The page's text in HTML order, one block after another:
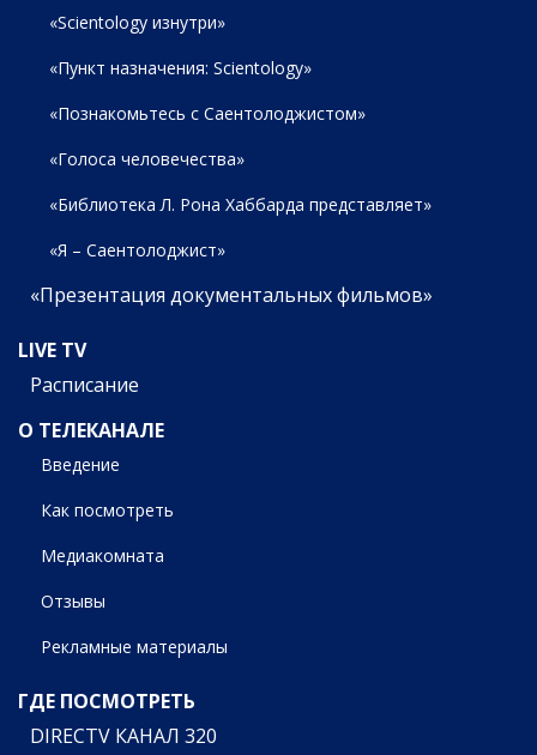
«Scientology изнутри»
«Пункт назначения: Scientology»
«Познакомьтесь с Саентолоджистом»
«Голоса человечества»
«Библиотека Л. Рона Хаббарда представляет»
«Я – Саентолоджист»
«Презентация документальных фильмов»
LIVE TV
Расписание
О ТЕЛЕКАНАЛЕ
Введение
Как посмотреть
Медиакомната
Отзывы
Рекламные материалы
ГДЕ ПОСМОТРЕТЬ
DIRECTV КАНАЛ 320